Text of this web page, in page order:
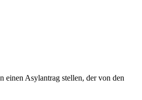
einen Asylantrag stellen, der von den